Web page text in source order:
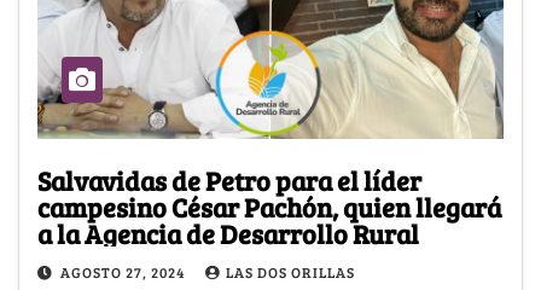
Salvavidas de Petro para el líder
campesino César Pachón, quien llegará
a la Agencia de Desarrollo Rural
AGOSTO 27, 2024 LAS DOS ORILLAS